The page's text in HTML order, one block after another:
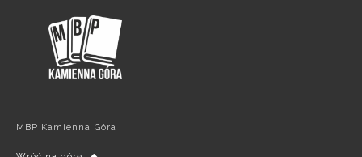
MBP Kamienna Góra